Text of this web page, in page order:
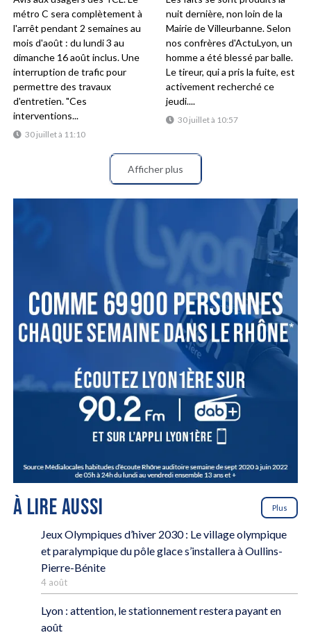
30 juillet à 11:10
métro C sera complètement à
l'arrêt pendant 2 semaines au
mois d'août : du lundi 3 au
dimanche 16 août inclus. Une
interruption de trafic pour
permettre des travaux
d'entretien. "Ces
interventions...
30 juillet à 10:57
nuit dernière, non loin de la
Mairie de Villeurbanne. Selon
nos confrères d'ActuLyon, un
homme a été blessé par balle.
Le tireur, qui a pris la fuite, est
activement recherché ce
jeudi....
Afficher plus
À LIRE AUSSI Plus
Jeux Olympiques d’hiver 2030 : Le village olympique
et paralympique du pôle glace s’installera à Oullins-
Pierre-Bénite
4 août
Lyon : attention, le stationnement restera payant en
août